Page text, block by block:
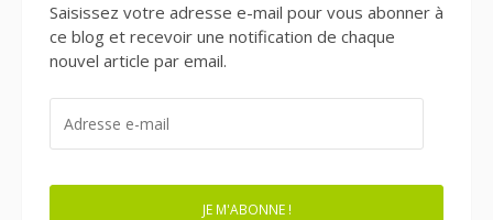
Saisissez votre adresse e-mail pour vous abonner à
ce blog et recevoir une notification de chaque
nouvel article par email.
MAIL
JE M'ABONNE !